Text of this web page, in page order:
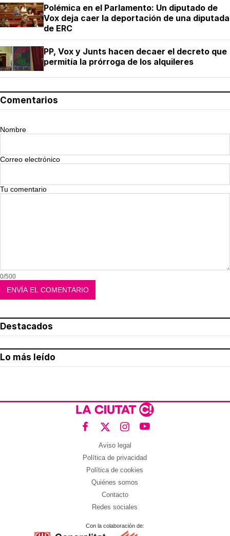
Polémica en el Parlamento: Un diputado de
Vox deja caer la deportación de una diputada
de ERC
PP, Vox y Junts hacen decaer el decreto que
permitía la prórroga de los alquileres
Comentarios
Nombre
Correo electrónico
Tu comentario
0/500
Destacados
Lo más leído
Aviso legal
Política de privacidad
Política de cookies
Quiénes somos
Contacto
Redes sociales
Con la colaboración de: